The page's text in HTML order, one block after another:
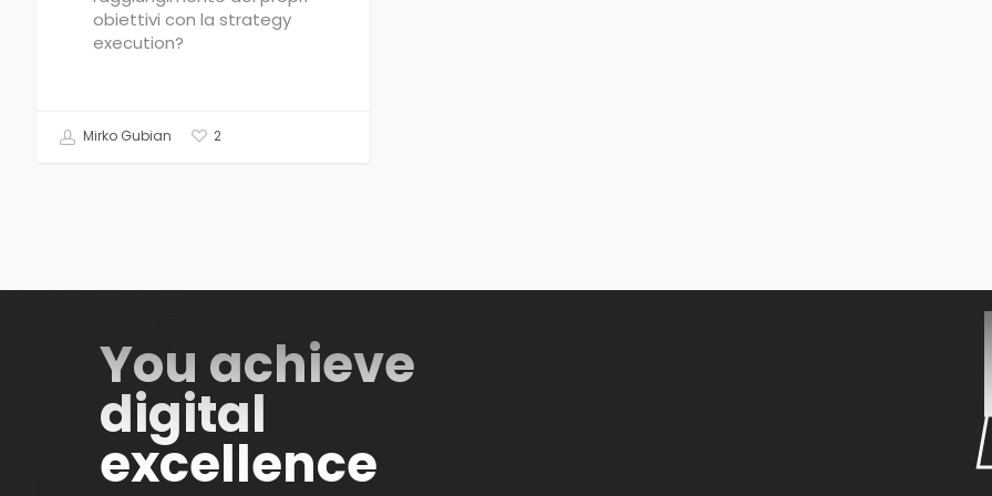
obiettivi con la strategy
execution?
Mirko Gubian 2
You achieve
digital
excellence